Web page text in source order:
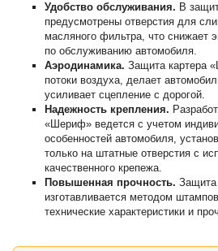
Удобство обслуживания. В
предусмотрены отверстия для
масляного фильтра, что снижает
по обслуживанию автомобиля.
Аэродинамика.Защита картера
потоки воздуха, делает
усиливает сцепление с дорогой.
Надежность крепления.
«Шериф» ведется с учетом
особенностей автомобиля,
только на штатные отверстия с
качественного крепежа.
Повышенная прочность.
изготавливается методом
технические характеристики и